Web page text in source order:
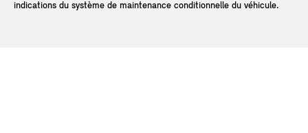
indications du système de maintenance conditionnelle du véhicule.